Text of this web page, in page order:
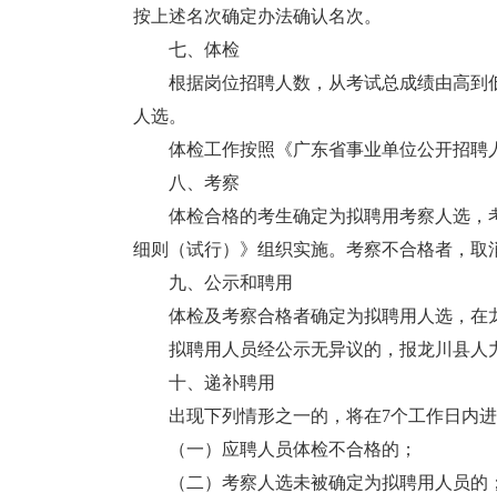
按上述名次确定办法确认名次。
七、体检
根据岗位招聘人数，从考试总成绩由高到
人选。
体检工作按照《广东省事业单位公开招聘
八、考察
体检合格的考生确定为拟聘用考察人选，
细则（试行）》组织实施。考察不合格者，取
九、公示和聘用
体检及考察合格者确定为拟聘用人选，在
拟聘用人员经公示无异议的，报龙川县人
十、递补聘用
出现下列情形之一的，将在7个工作日内
（一）应聘人员体检不合格的；
（二）考察人选未被确定为拟聘用人员的